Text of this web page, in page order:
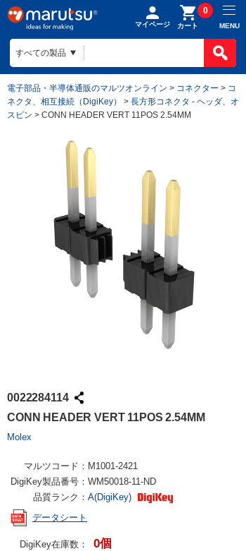
マイページ カート
0
MENU
電子部品・半導体通販のマルツオンライン > コネクター > コ
ネクタ、相互接続（DigiKey）
> 長方形コネクタ - ヘッダ、オ
スピン > CONN HEADER VERT 11POS 2.54MM
0022284114
CONN HEADER VERT 11POS 2.54MM
Molex
マルツコード： M1001-2421
DigiKey製品番号： WM50018-11-ND
品質ランク： A(DigiKey)
データシート
DigiKey在庫数： 0個